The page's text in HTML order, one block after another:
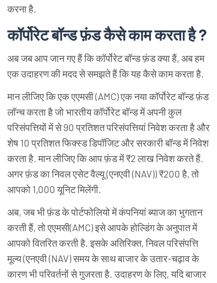
करना है.
कॉर्पोरेट बॉन्ड फ़ंड कैसे काम करता है ?
अब जब आप जान गए हैं कि कॉर्पोरेट बॉन्ड फ़ंड क्या हैं, अब हम
एक उदाहरण की मदद से समझते हैं कि यह कैसे काम करता है.
मान लीजिए कि एक एएमसी (AMC) एक नया कॉर्पोरेट बॉन्ड फ़ंड
लॉन्च करता है जो भारतीय कॉर्पोरेट बॉन्ड में अपनी कुल
परिसंपत्तियों में से 90 प्रतिशत परिसंपत्तियां निवेश करता है और
शेष 10 प्रतिशत फिक्स्ड डिपॉजिट और सरकारी बॉन्ड में निवेश
करता है. मान लीजिए कि आप फ़ंड में ₹2 लाख निवेश करते हैं.
अगर फ़ंड का निवल एसेट वैल्यू (एनएवी (NAV)) ₹200 है, तो
आपको 1,000 यूनिट मिलेंगी.
अब, जब भी फ़ंड के पोर्टफोलियो में कंपनियां ब्याज का भुगतान
करती हैं, तो एएमसी(AMC) इसे आपके होल्डिंग के अनुपात में
आपको वितरित करती है. इसके अतिरिक्त, निवल परिसंपत्ति
मूल्य (एनएवी (NAV) समय के साथ बाजार के उतार-चढ़ाव के
कारण भी परिवर्तनों से गुजरता है. उदाहरण के लिए, यदि बाजार